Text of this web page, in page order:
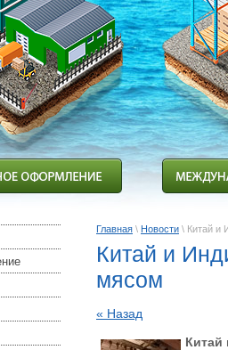
Главная \ Новости \ Китай и
Китай и
мясом
« Назад
Китай